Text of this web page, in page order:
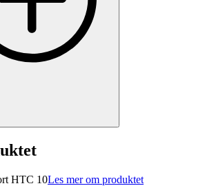
HTC 10Les mer om produktet